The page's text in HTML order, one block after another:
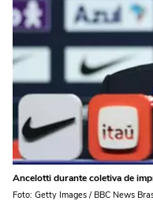
Ancelotti durante coletiva de
Foto: Getty Images / BBC News